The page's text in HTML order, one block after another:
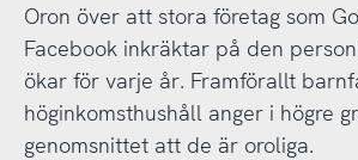
Oron över att stora företag som
Facebook inkräktar på den
ökar för varje år. Framförallt
höginkomsthushåll anger i högre
genomsnittet att de är oroliga.